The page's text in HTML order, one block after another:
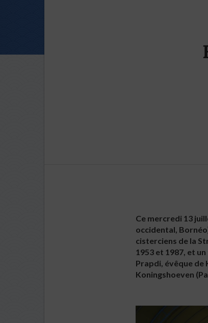
Ce mercredi 13
occidental,
cisterciens de la
1953 et 1987, et
Prapdi, évêque de
Koningshoeven